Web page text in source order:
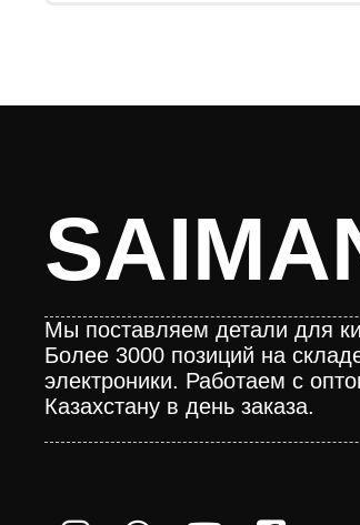
Мы поставляем детали для
Более 3000 позиций на
электроники. Работаем с
Казахстану в день заказа.